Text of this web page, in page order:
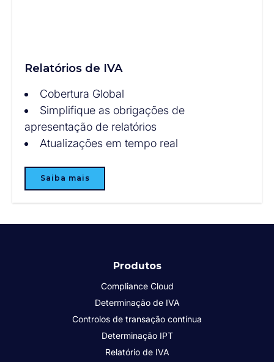
Relatórios de IVA
Cobertura Global
Simplifique as obrigações de
apresentação de relatórios
Atualizações em tempo real
Saiba mais
Produtos
Compliance Cloud
Determinação de IVA
Controlos de transação contínua
Determinação IPT
Relatório de IVA